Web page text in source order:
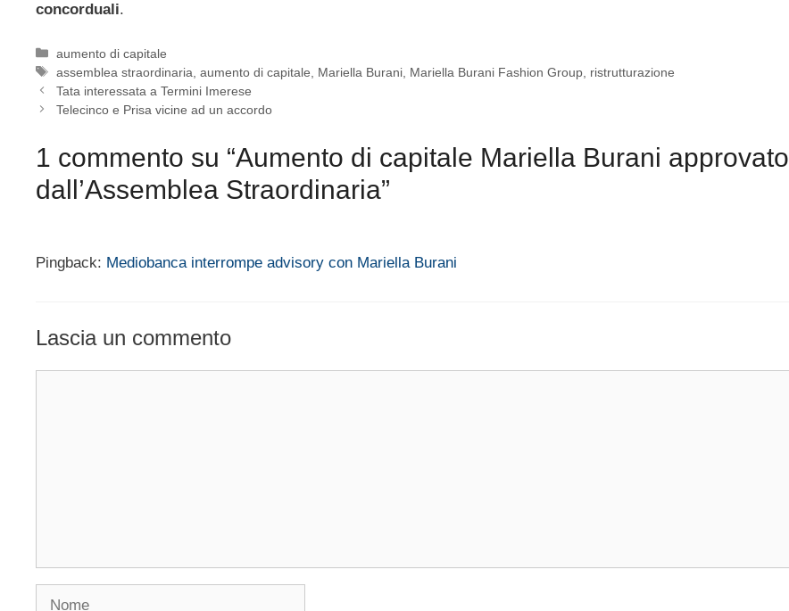
concorduali.
Categorie
aumento di capitale
Tag
assemblea straordinaria ,aumento di capitale Mariella Burani Mariella Burani Fashion Group ristrutturazione
Tata interessata a Termini Imerese
Telecinco e Prisa vicine ad un accordo
1 commento su “Aumento di capitale Mariella Burani approvato
dall’Assemblea Straordinaria”
Pingback: Mediobanca interrompe advisory con Mariella Burani
Lascia un commento